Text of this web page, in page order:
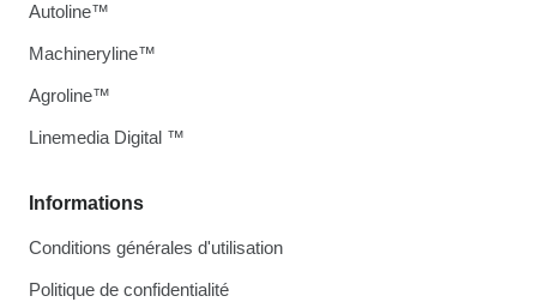
Informations
Conditions générales d'utilisation
Politique de confidentialité
Autoline™
Machineryline™
Agroline™
Linemedia Digital ™